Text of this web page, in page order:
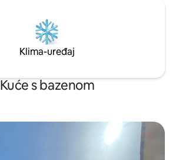
Klima-uređaj
Kuće s bazenom